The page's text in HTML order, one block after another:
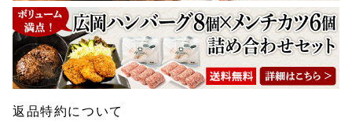
返品特約について